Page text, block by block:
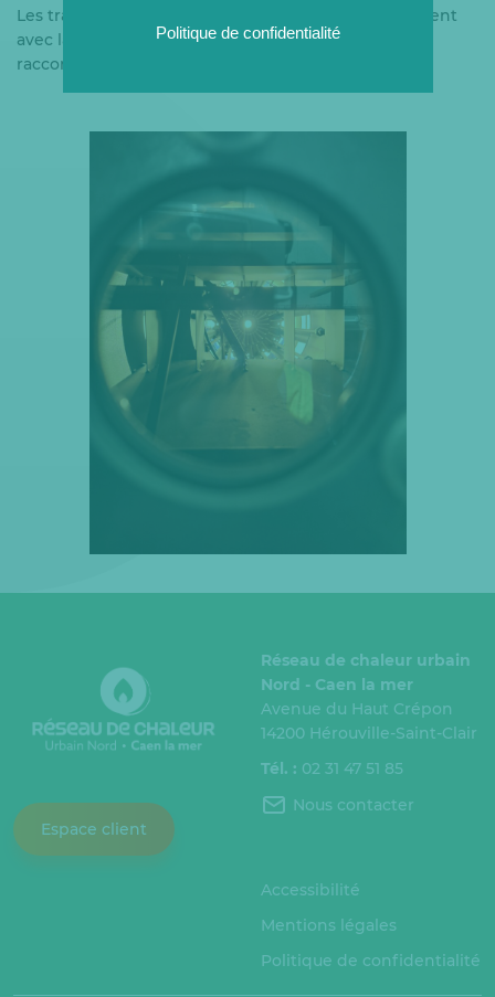
Les travaux sur les chaudières biomasse se poursuivent
avec la pose de la tuyauterie et le
raccordement électrique.
Espace client
Réseau de chaleur urbain
Nord - Caen la mer
Avenue du Haut Crépon
14200 Hérouville-Saint-Clair
Tél. : 02 31 47 51 85
Nous contacter
Accessibilité
Mentions légales
Politique de confidentialité
Politique de confidentialité